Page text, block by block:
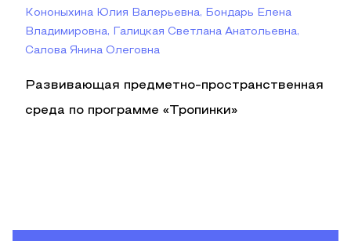
Кононыхина Юлия Валерьевна, Бондарь Елена
Владимировна, Галицкая Светлана Анатольевна,
Салова Янина Олеговна
Развивающая предметно-пространственная
среда по программе «Тропинки»